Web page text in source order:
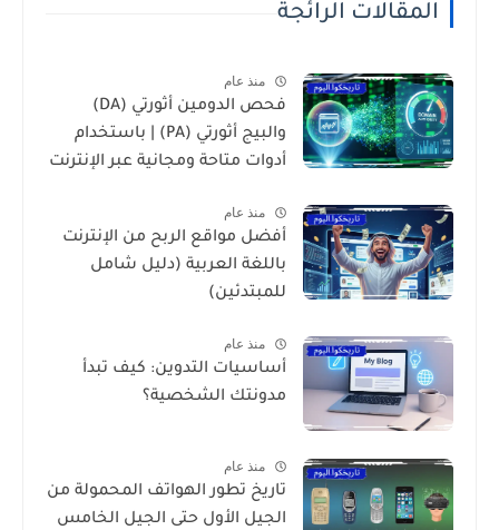
المقالات الرائجة
منذ عام
فحص الدومين أثورتي (DA)
والبيج أثورتي (PA) | باستخدام
أدوات متاحة ومجانية عبر الإنترنت
منذ عام
أفضل مواقع الربح من الإنترنت
باللغة العربية (دليل شامل
للمبتدئين)
منذ عام
أساسيات التدوين: كيف تبدأ
مدونتك الشخصية؟
منذ عام
تاريخ تطور الهواتف المحمولة من
الجيل الأول حتى الجيل الخامس